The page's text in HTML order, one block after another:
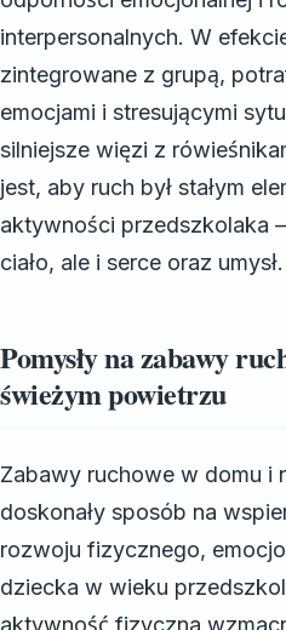
interpersonalnych. W
zintegrowane z grupą,
emocjami i stresującymi
silniejsze więzi z
jest, aby ruch był stałym
aktywności przedszkolaka
ciało, ale i serce oraz umysł.
Pomysły na zabawy
świeżym powietrzu
Zabawy ruchowe w domu i
doskonały sposób na
rozwoju fizycznego,
dziecka w wieku
aktywność fizyczna